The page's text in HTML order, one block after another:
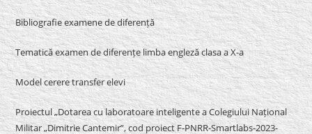
Bibliografie examene de diferență
Tematică examen de diferențe limba engleză clasa a X-a
Model cerere transfer elevi
Proiectul „Dotarea cu laboratoare inteligente a Colegiului Național
Militar „Dimitrie Cantemir”, cod proiect F-PNRR-Smartlabs-2023-